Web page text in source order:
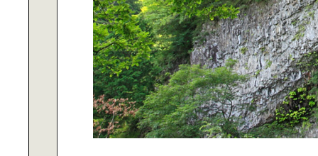
世界にひとつだけの空間を｜DIY
で、自分でつくる！
CREVIAで自分らしく暮らす｜
「CREVIAな人」